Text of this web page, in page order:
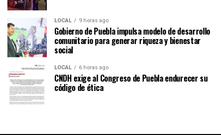
LOCAL 9 horas ago
Gobierno de Puebla impulsa modelo de desarrollo
comunitario para generar riqueza y bienestar
social
LOCAL 6 horas ago
CNDH exige al Congreso de Puebla endurecer su
código de ética